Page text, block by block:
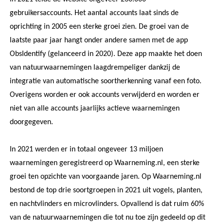
gebruikersaccounts. Het aantal accounts laat sinds de
oprichting in 2005 een sterke groei zien. De groei van de
laatste paar jaar hangt onder andere samen met de app
ObsIdentify (gelanceerd in 2020). Deze app maakte het doen
van natuurwaarnemingen laagdrempeliger dankzij de
integratie van automatische soortherkenning vanaf een foto.
Overigens worden er ook accounts verwijderd en worden er
niet van alle accounts jaarlijks actieve waarnemingen
doorgegeven.
In 2021 werden er in totaal ongeveer 13 miljoen
waarnemingen geregistreerd op Waarneming.nl, een sterke
groei ten opzichte van voorgaande jaren. Op Waarneming.nl
bestond de top drie soortgroepen in 2021 uit vogels, planten,
en nachtvlinders en microvlinders. Opvallend is dat ruim 60%
van de natuurwaarnemingen die tot nu toe zijn gedeeld op dit